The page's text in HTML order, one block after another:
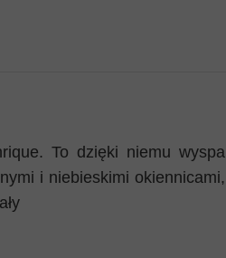
Kreta
To dzięki niemu wyspa
i niebieskimi okiennicami,